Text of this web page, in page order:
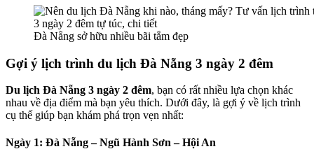
Đà Nẵng sở hữu nhiều bãi tắm đẹp
Gợi ý lịch trình du lịch Đà Nẵng 3 ngày 2 đêm
Du lịch Đà Nẵng 3 ngày 2 đêm, bạn có rất nhiều lựa chọn khác
nhau về địa điểm mà bạn yêu thích. Dưới đây, là gợi ý về lịch trình
cụ thế giúp bạn khám phá trọn vẹn nhất:
Ngày 1: Đà Nẵng – Ngũ Hành Sơn – Hội An